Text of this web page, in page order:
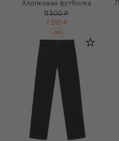
Хлопковая футболка
11 300 ₽
7 910 ₽
-30%